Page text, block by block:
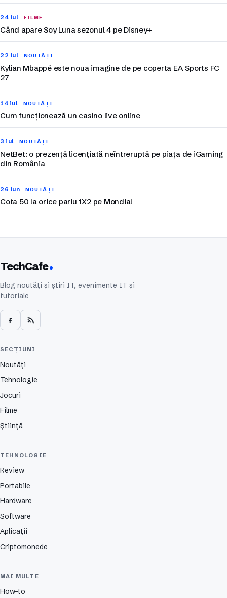
24 iul FILME
Când apare Soy Luna sezonul 4 pe Disney+
22 iul NOUTĂȚI
Kylian Mbappé este noua imagine de pe coperta EA Sports FC
27
14 iul NOUTĂȚI
Cum funcționează un casino live online
3 iul NOUTĂȚI
NetBet: o prezență licențiată neîntreruptă pe piața de iGaming
din România
26 iun NOUTĂȚI
Cota 50 la orice pariu 1X2 pe Mondial
TechCafe
Blog noutăți și știri IT, evenimente IT și
tutoriale
SECȚIUNI
Noutăți
Tehnologie
Jocuri
Filme
Știință
TEHNOLOGIE
Review
Portabile
Hardware
Software
Aplicații
Criptomonede
MAI MULTE
How-to